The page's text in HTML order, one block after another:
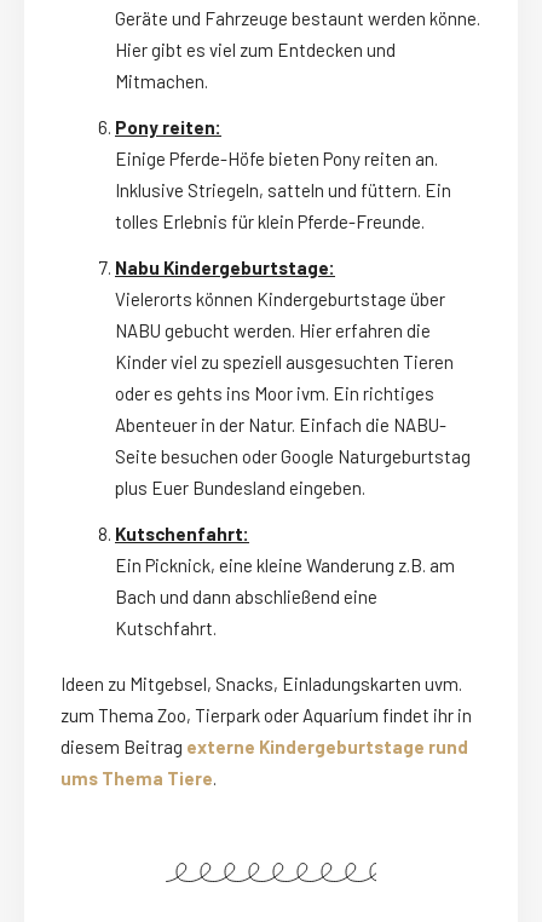
Geräte und Fahrzeuge bestaunt werden könne.
Hier gibt es viel zum Entdecken und
Mitmachen.
Pony reiten:
Einige Pferde-Höfe bieten Pony reiten an.
Inklusive Striegeln, satteln und füttern. Ein
tolles Erlebnis für klein Pferde-Freunde.
Nabu Kindergeburtstage:
Vielerorts können Kindergeburtstage über
NABU gebucht werden. Hier erfahren die
Kinder viel zu speziell ausgesuchten Tieren
oder es gehts ins Moor ivm. Ein richtiges
Abenteuer in der Natur. Einfach die NABU-
Seite besuchen oder Google Naturgeburtstag
plus Euer Bundesland eingeben.
Kutschenfahrt:
Ein Picknick, eine kleine Wanderung z.B. am
Bach und dann abschließend eine
Kutschfahrt.
Ideen zu Mitgebsel, Snacks, Einladungskarten uvm.
zum Thema Zoo, Tierpark oder Aquarium findet ihr in
diesem Beitrag externe Kindergeburtstage rund
ums Thema Tiere.